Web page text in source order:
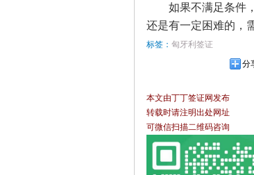
如果不满足条件，
还是有一定困难的，
标签： 匈牙利签证
分
本文由丁丁签证网发布
转载时请注明出处网址
可微信扫描二维码咨询